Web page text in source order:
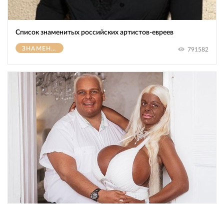
Список знаменитых российских артистов-евреев
ЗНАМЕНИТОСТИ 791582